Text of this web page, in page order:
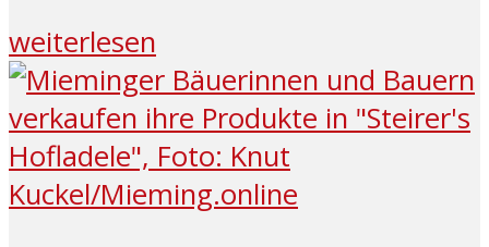
weiterlesen